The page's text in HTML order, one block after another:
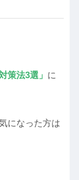
策法3選」 に
になった方は